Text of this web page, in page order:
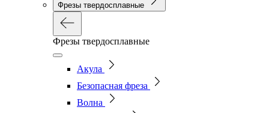
Фрезы твердосплавные
Фрезы твердосплавные
Акула
Безопасная фреза
Волна